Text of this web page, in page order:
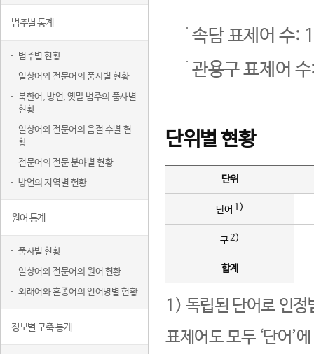
범주별 통계
범주별 현황
일상어와 전문어의 품사별 현황
북한어, 방언, 옛말 범주의 품사별
현황
일상어와 전문어의 음절 수별 현
황
전문어의 전문 분야별 현황
방언의 지역별 현황
원어 통계
품사별 현황
일상어와 전문어의 원어 현황
외래어와 혼종어의 언어명별 현황
정보별 구축 통계
속담 표제어 수:
관용구 표제어
단위별 현황
단위
단어 1)
구2)
합계
1) 독립된 단어로 인정
표제어도 모두 ‘단어’